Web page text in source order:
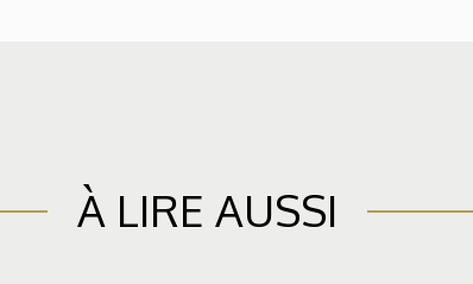
À LIRE AUSSI